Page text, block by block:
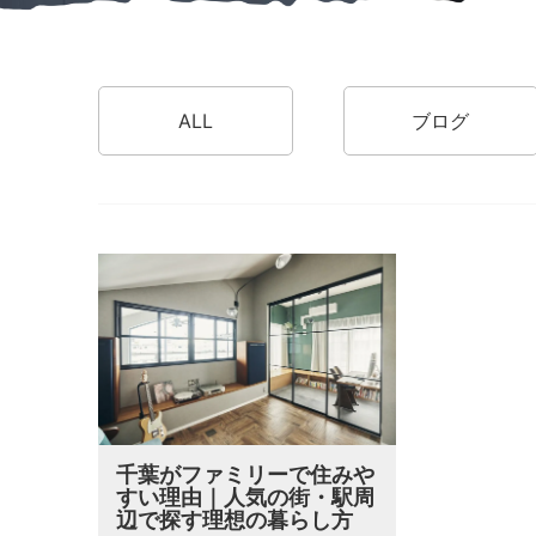
ALL ブログ
千葉がファミリーで住みや
すい理由｜人気の街・駅周
辺で探す理想の暮らし方